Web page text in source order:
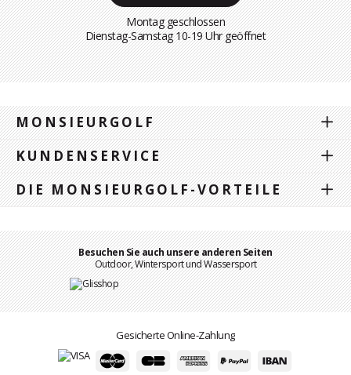
Montag geschlossen
Dienstag-Samstag 10-19 Uhr geöffnet
MONSIEURGOLF
KUNDENSERVICE
DIE MONSIEURGOLF-VORTEILE
Besuchen Sie auch unsere anderen Seiten
Outdoor, Wintersport und Wassersport
Gesicherte Online-Zahlung